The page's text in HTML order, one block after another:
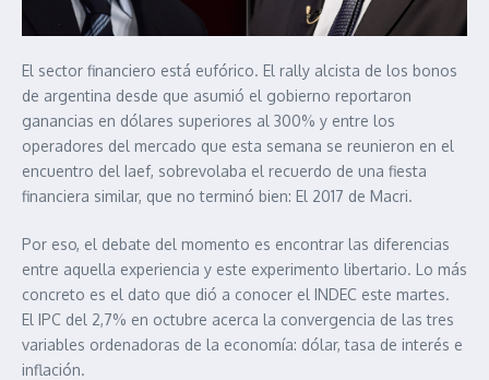
El sector financiero está eufórico. El rally alcista de los bonos
de argentina desde que asumió el gobierno reportaron
ganancias en dólares superiores al 300% y entre los
operadores del mercado que esta semana se reunieron en el
encuentro del Iaef, sobrevolaba el recuerdo de una fiesta
financiera similar, que no terminó bien: El 2017 de Macri.
Por eso, el debate del momento es encontrar las diferencias
entre aquella experiencia y este experimento libertario. Lo más
concreto es el dato que dió a conocer el INDEC este martes.
El IPC del 2,7% en octubre acerca la convergencia de las tres
variables ordenadoras de la economía: dólar, tasa de interés e
inflación.